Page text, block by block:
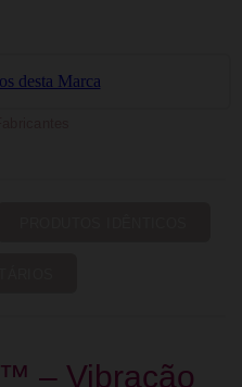
– Vibração